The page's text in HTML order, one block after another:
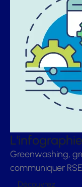
Greenwashing,
communiquer
Découvrez